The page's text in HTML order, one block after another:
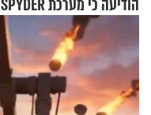
הודיעה כי מערכת SPYDER
הצליחה ליירט כטב"ם